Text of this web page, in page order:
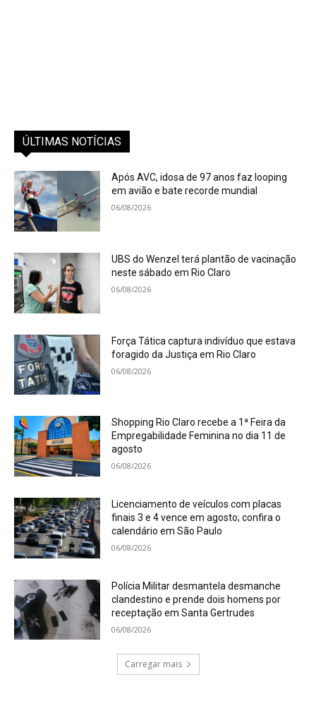
ÚLTIMAS NOTÍCIAS
Após AVC, idosa de 97 anos faz looping
em avião e bate recorde mundial
06/08/2026
UBS do Wenzel terá plantão de vacinação
neste sábado em Rio Claro
06/08/2026
Força Tática captura indivíduo que estava
foragido da Justiça em Rio Claro
06/08/2026
Shopping Rio Claro recebe a 1ª Feira da
Empregabilidade Feminina no dia 11 de
agosto
06/08/2026
Licenciamento de veículos com placas
finais 3 e 4 vence em agosto; confira o
calendário em São Paulo
06/08/2026
Polícia Militar desmantela desmanche
clandestino e prende dois homens por
receptação em Santa Gertrudes
06/08/2026
Carregar mais